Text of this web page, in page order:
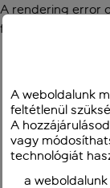
A rendering error
function
A weboldalunk
feltétlenül
A
vagy
technológiát
a